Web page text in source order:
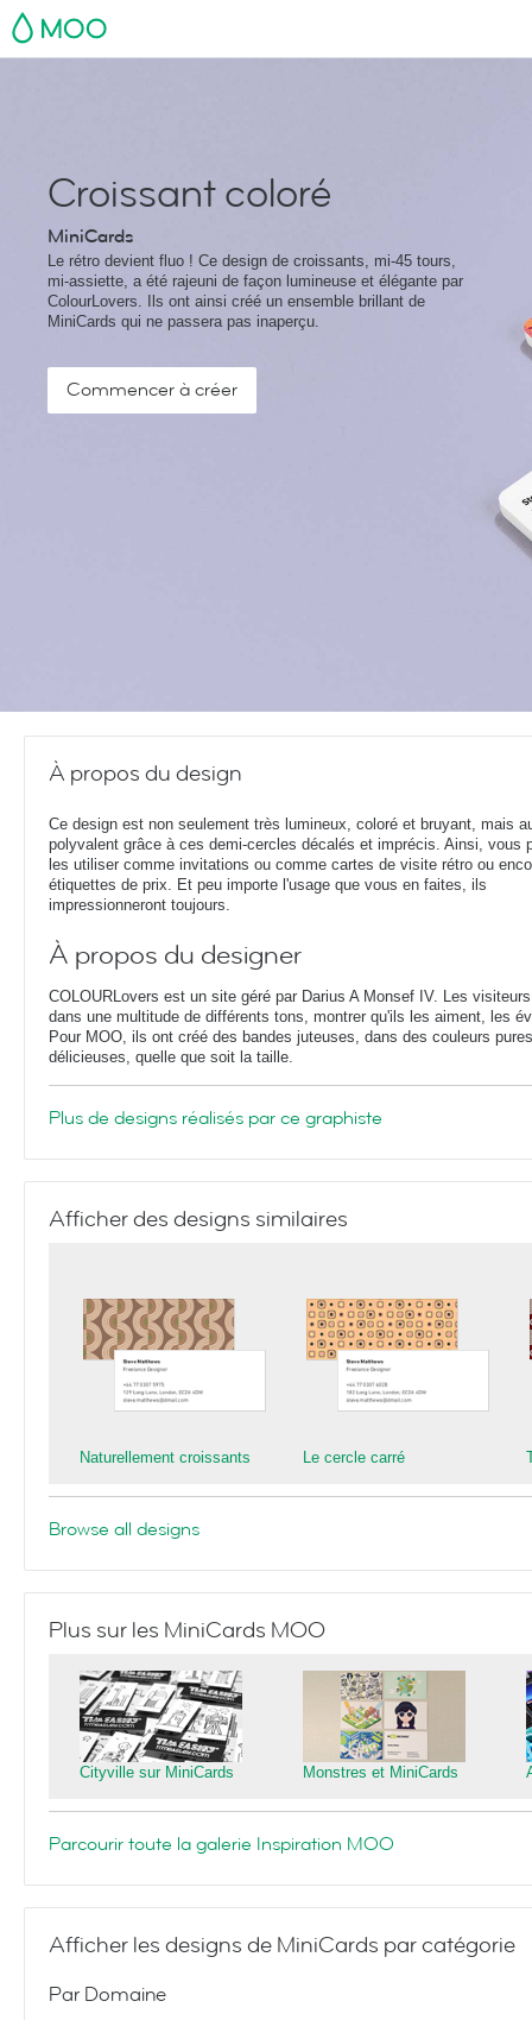
MOO
Croissant coloré
MiniCards
Le rétro devient fluo ! Ce design de croissants, mi-45 tours,
mi-assiette, a été rajeuni de façon lumineuse et élégante par
ColourLovers. Ils ont ainsi créé un ensemble brillant de
MiniCards qui ne passera pas inaperçu.
Commencer à créer
À propos du design
Ce design est non seulement très lumineux, coloré et bruyant, mais
polyvalent grâce à ces demi-cercles décalés et imprécis. Ainsi, vous
les utiliser comme invitations ou comme cartes de visite rétro ou
étiquettes de prix. Et peu importe l'usage que vous en faites, ils
impressionneront toujours.
À propos du designer
COLOURLovers est un site géré par Darius A Monsef IV. Les
dans une multitude de différents tons, montrer qu'ils les aiment, les
Pour MOO, ils ont créé des bandes juteuses, dans des couleurs
délicieuses, quelle que soit la taille.
Plus de designs réalisés par ce graphiste
Afficher des designs similaires
Naturellement croissants Le cercle carré
Browse all designs
Plus sur les MiniCards MOO
Cityville sur MiniCards Monstres et MiniCards
Parcourir toute la galerie Inspiration MOO
Afficher les designs de MiniCards par catégorie
Par Domaine